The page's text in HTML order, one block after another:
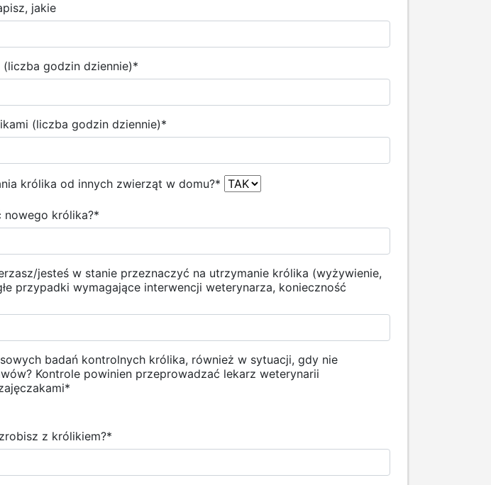
jakie
godzin dziennie)*
(liczba godzin dziennie)*
królika od innych zwierząt w domu?*
nowego królika?*
jesteś w stanie przeznaczyć na utrzymanie królika (wyżywienie,
przypadki wymagające interwencji weterynarza, konieczność
badań kontrolnych królika, również w sytuacji, gdy nie
Kontrole powinien przeprowadzać lekarz weterynarii
*
z królikiem?*